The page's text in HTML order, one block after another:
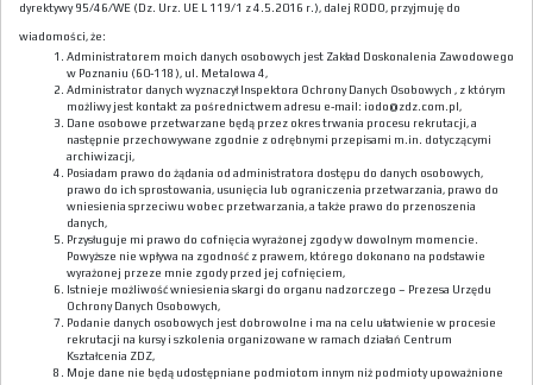
dyrektywy 95/46/WE (Dz. Urz. UE L 119/1 z 4.5.2016 r.), dalej RODO, przyjmuję do
wiadomości, że:
Administratorem moich danych osobowych jest Zakład Doskonalenia Zawodowego
w Poznaniu (60-118), ul. Metalowa 4,
Administrator danych wyznaczył Inspektora Ochrony Danych Osobowych , z którym
możliwy jest kontakt za pośrednictwem adresu e-mail: iodo@zdz.com.pl,
Dane osobowe przetwarzane będą przez okres trwania procesu rekrutacji, a
następnie przechowywane zgodnie z odrębnymi przepisami m.in. dotyczącymi
archiwizacji,
Posiadam prawo do żądania od administratora dostępu do danych osobowych,
prawo do ich sprostowania, usunięcia lub ograniczenia przetwarzania, prawo do
wniesienia sprzeciwu wobec przetwarzania, a także prawo do przenoszenia
danych,
Przysługuje mi prawo do cofnięcia wyrażonej zgody w dowolnym momencie.
Powyższe nie wpływa na zgodność z prawem, którego dokonano na podstawie
wyrażonej przeze mnie zgody przed jej cofnięciem,
Istnieje możliwość wniesienia skargi do organu nadzorczego – Prezesa Urzędu
Ochrony Danych Osobowych,
Podanie danych osobowych jest dobrowolne i ma na celu ułatwienie w procesie
rekrutacji na kursy i szkolenia organizowane w ramach działań Centrum
Kształcenia ZDZ,
Moje dane nie będą udostępniane podmiotom innym niż podmioty upoważnione